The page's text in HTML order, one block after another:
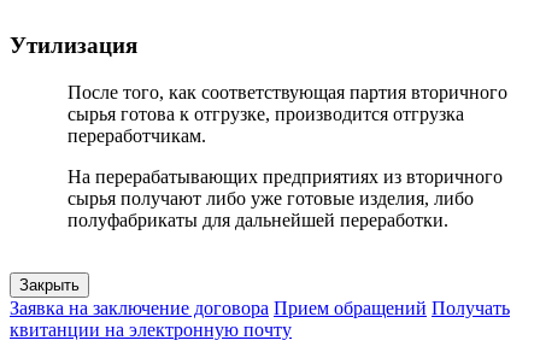
Утилизация
После того, как соответствующая партия вторичного
сырья готова к отгрузке, производится отгрузка
переработчикам.
На перерабатывающих предприятиях из вторичного
сырья получают либо уже готовые изделия, либо
полуфабрикаты для дальнейшей переработки.
Закрыть
Заявка на заключение договора Прием обращений Получать
квитанции на электронную почту